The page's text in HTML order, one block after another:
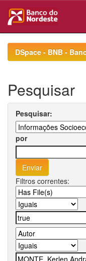
navigationDSpace - BNB -
Pesquisar
Pesquisar:
por
Filtros correntes: